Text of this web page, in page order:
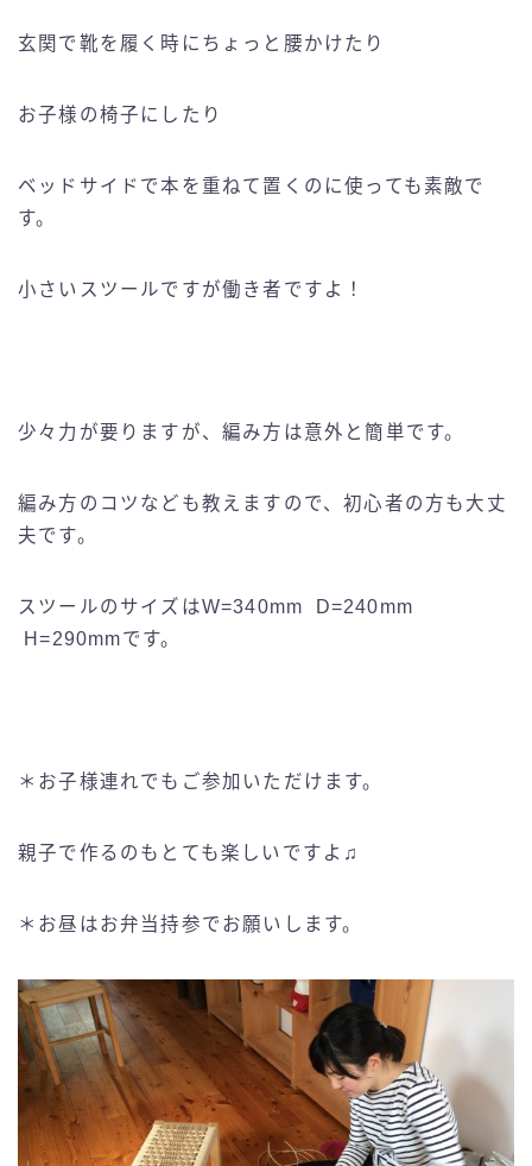
玄関で靴を履く時にちょっと腰かけたり
お子様の椅子にしたり
ベッドサイドで本を重ねて置くのに使っても素敵で
す。
小さいスツールですが働き者ですよ！
少々力が要りますが、編み方は意外と簡単です。
編み方のコツなども教えますので、初心者の方も大丈
夫です。
スツールのサイズはW=340mm D=240mm
H=290mmです。
＊お子様連れでもご参加いただけます。
親子で作るのもとても楽しいですよ♫
＊お昼はお弁当持参でお願いします。